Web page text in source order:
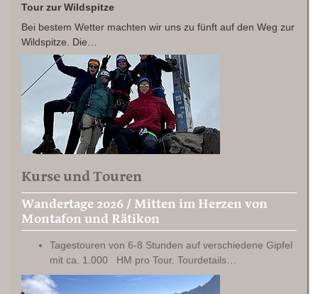
Tour zur Wildspitze
Bei bestem Wetter machten wir uns zu fünft auf den Weg zur
Wildspitze. Die…
Kurse und Touren
Wandertage 2026 / Mitten im Herzen von
Montafon und Rätikon
Tagestouren von 6-8 Stunden auf verschiedene Gipfel
mit ca. 1.000 HM pro Tour. Tourdetails…